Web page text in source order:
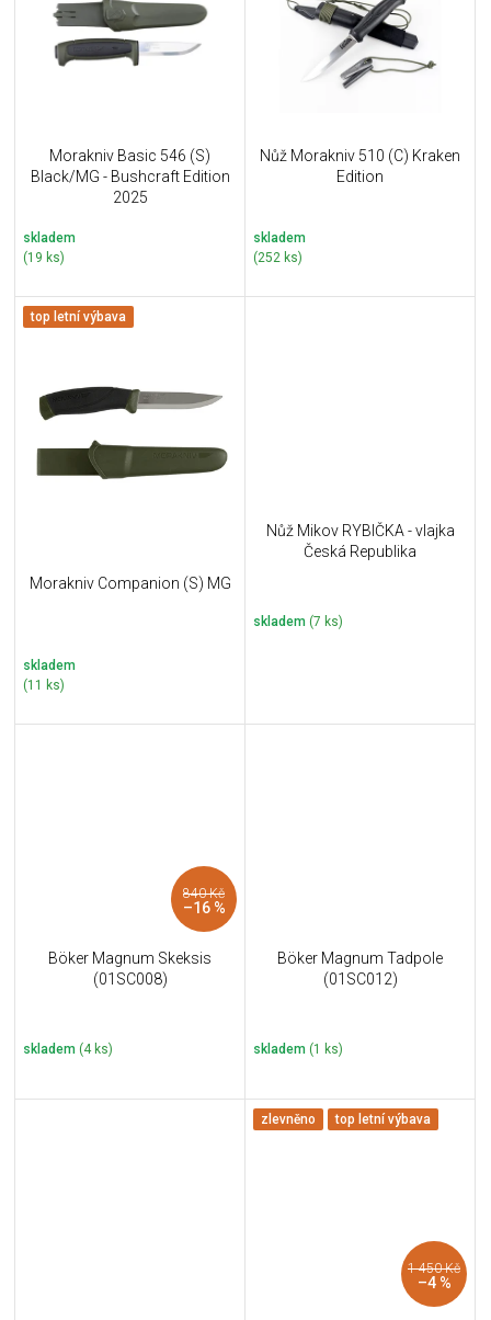
Morakniv Basic 546 (S)
Black/MG - Bushcraft Edition
2025
skladem
(19 ks)
Nůž Morakniv 510 (C) Kraken
Edition
skladem
(252 ks)
top letní výbava
Morakniv Companion (S) MG
skladem
(11 ks)
Nůž Mikov RYBIČKA - vlajka
Česká Republika
skladem (7 ks)
840 Kč
–16 %
Böker Magnum Skeksis
(01SC008)
skladem (4 ks)
Böker Magnum Tadpole
(01SC012)
skladem (1 ks)
zlevněno top letní výbava
1 450 Kč
–4 %